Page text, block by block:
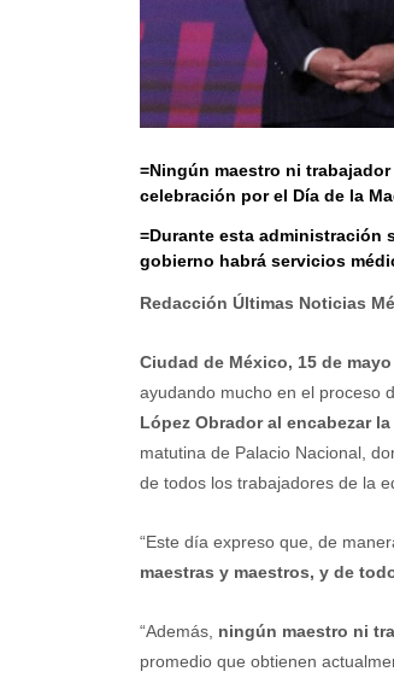
=Ningún maestro ni
celebración por el Día de la
=Durante esta administración
gobierno habrá servicios
Redacción Últimas Noticias
Ciudad de México, 15 de mayo
ayudando mucho en el proceso
López Obrador al encabezar
matutina de Palacio Nacional,
de todos los trabajadores de la
“Este día expreso que, de
maestras y maestros, y de
“Además, ningún maestro ni
promedio que obtienen